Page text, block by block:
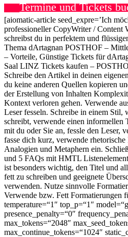
Termine und Tickets
[aiomatic-article seed_expre=’Ich
professioneller CopyWriter / Content
schreibst du in perfektem und
Thema dArtagnan POSTHOF –
– Vorteile, Günstige Tickets für
Saal LINZ Tickets kaufen –
Schreibe den Artikel in deinen
du keine anderen Quellen kopieren
der Erstellung von Inhalten
Kontext verloren gehen. Verwende
Leser fesseln. Schreibe in einem Stil,
schreibt, verwende einen informellen
mit du oder Sie an, fessle den Leser,
fasse dich kurz, verwende rhetorische
Analogien und Metaphern ein.
und 5 FAQs mit HMTL
ist besonders wichtig, den Titel und
fett zu schreiben und geeignete
verwenden. Nutze sinnvolle
Verwende bzw. Fett Formatierungen
temperature=“1″ top_p=“1″
presence_penalty=“0″
max_tokens=“2048″
max_continue_tokens=“1024″